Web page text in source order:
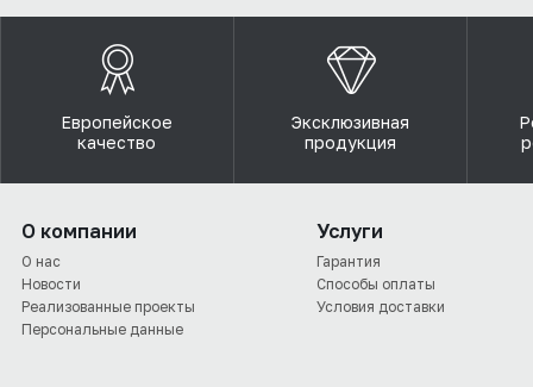
Европейское
качество
Эксклюзивная
продукция
О компании
О нас
Новости
Реализованные проекты
Персональные данные
Услуги
Гарантия
Способы оплаты
Условия доставки